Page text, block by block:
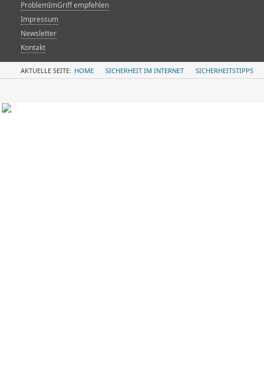
ProblemImGriff empfehlen
Impressum
Newsletter
Kontakt
AKTUELLE SEITE: HOME SICHERHEIT IM INTERNET SICHERHEITSTIPPS